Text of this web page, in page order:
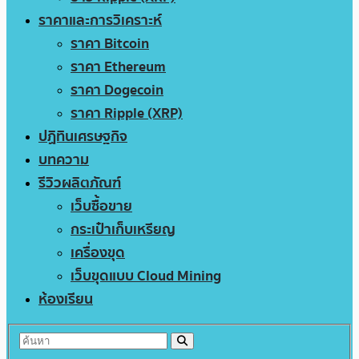
ราคาและการวิเคราะห์
ราคา Bitcoin
ราคา Ethereum
ราคา Dogecoin
ราคา Ripple (XRP)
ปฏิทินเศรษฐกิจ
บทความ
รีวิวผลิตภัณฑ์
เว็บซื้อขาย
กระเป๋าเก็บเหรียญ
เครื่องขุด
เว็บขุดแบบ Cloud Mining
ห้องเรียน